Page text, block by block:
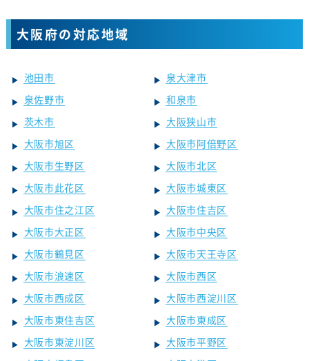
大阪府の対応地域
池田市
泉大津市
泉佐野市
和泉市
茨木市
大阪狭山市
大阪市旭区
大阪市阿倍野区
大阪市生野区
大阪市北区
大阪市此花区
大阪市城東区
大阪市住之江区
大阪市住吉区
大阪市大正区
大阪市中央区
大阪市鶴見区
大阪市天王寺区
大阪市浪速区
大阪市西区
大阪市西成区
大阪市西淀川区
大阪市東住吉区
大阪市東成区
大阪市東淀川区
大阪市平野区